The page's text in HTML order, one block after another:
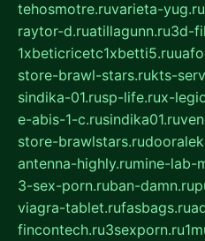
tehosmotre.ruvarieta-yug.ru
raytor-d.ruatillagunn.ru3d-
1xbeticricetc1xbetti5.ru
store-brawl-stars.rukts-
sindika-01.rusp-life.rux-
e-abis-1-c.rusindika01.ru
store-brawlstars.ru
antenna-highly.rumine-lab-
3-sex-porn.ruban-damn.ru
viagra-tablet.rufasbags.ru
fincontech.ru3sexporn.ru